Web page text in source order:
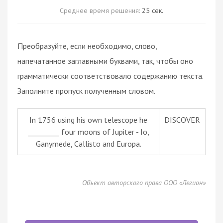
Среднее время решения: 25 сек.
Преобразуйте, если необходимо, слово,
напечатанное заглавными буквами, так, чтобы оно
грамматически соответствовало содержанию текста.
Заполните пропуск полученным словом.
In 1756 using his own telescope he
_________ four moons of Jupiter - Io,
Ganymede, Callisto and Europa.
DISCOVER
Объект авторского права ООО «Легион»